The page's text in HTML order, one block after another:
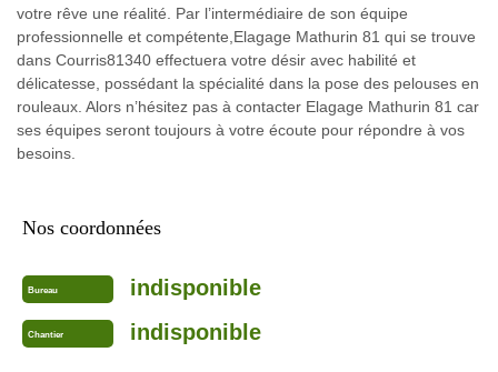
votre rêve une réalité. Par l’intermédiaire de son équipe
professionnelle et compétente,Elagage Mathurin 81 qui se trouve
dans Courris81340 effectuera votre désir avec habilité et
délicatesse, possédant la spécialité dans la pose des pelouses en
rouleaux. Alors n’hésitez pas à contacter Elagage Mathurin 81 car
ses équipes seront toujours à votre écoute pour répondre à vos
besoins.
Nos coordonnées
Bureau indisponible
Chantier indisponible